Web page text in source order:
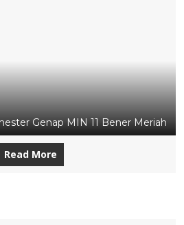
Genap MIN 11 Bener Meriah
Read More